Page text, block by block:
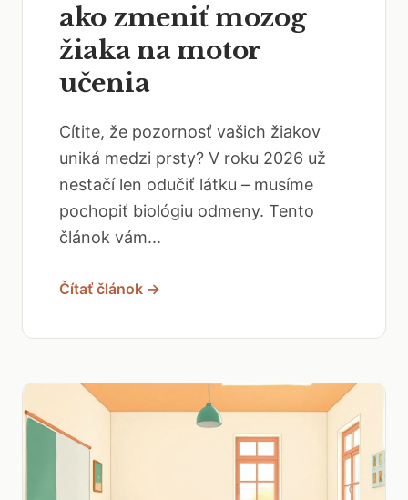
ako zmeniť mozog
žiaka na motor
učenia
Cítite, že pozornosť vašich žiakov
uniká medzi prsty? V roku 2026 už
nestačí len odučiť látku – musíme
pochopiť biológiu odmeny. Tento
článok vám...
Čítať článok →